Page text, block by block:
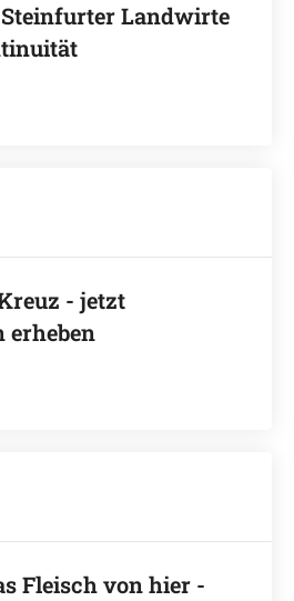
Landwirte
- jetzt
erheben
Fleisch von hier -